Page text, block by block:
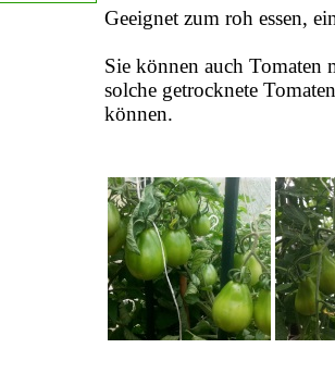
Geeignet zum roh essen,
Sie können auch Tomaten
solche getrocknete
können.